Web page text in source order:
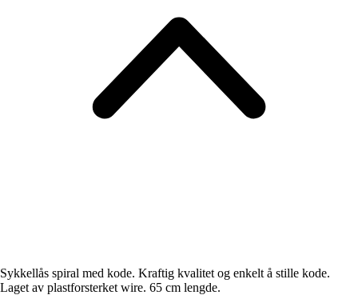
Sykkellås spiral med kode. Kraftig kvalitet og enkelt å stille kode.
Laget av plastforsterket wire. 65 cm lengde.